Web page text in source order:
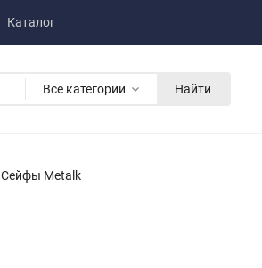
Каталог
Все категории Найти
Сейфы Metalk